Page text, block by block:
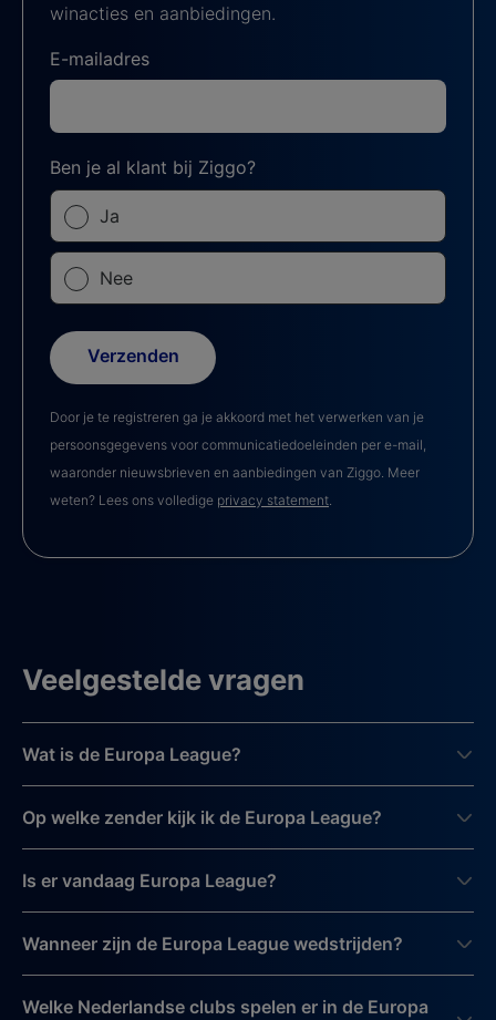
winacties en aanbiedingen.
E-mailadres
Ben je al klant bij Ziggo?
Ja
Nee
Verzenden
Door je te registreren ga je akkoord met het verwerken van je
persoonsgegevens voor communicatiedoeleinden per e-mail,
waaronder nieuwsbrieven en aanbiedingen van Ziggo. Meer
weten? Lees ons volledige privacy statement
Veelgestelde vragen
Wat is de Europa League?
Op welke zender kijk ik de Europa League?
Is er vandaag Europa League?
Wanneer zijn de Europa League wedstrijden?
Welke Nederlandse clubs spelen er in de Europa